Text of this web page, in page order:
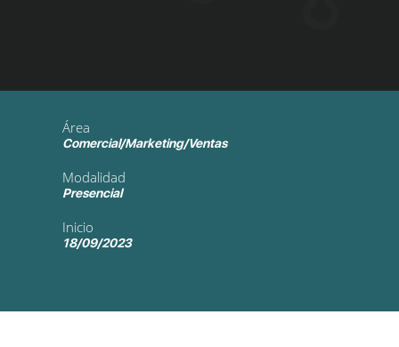
Área
Comercial/Marketing/Ventas
Modalidad
Presencial
Inicio
18/09/2023